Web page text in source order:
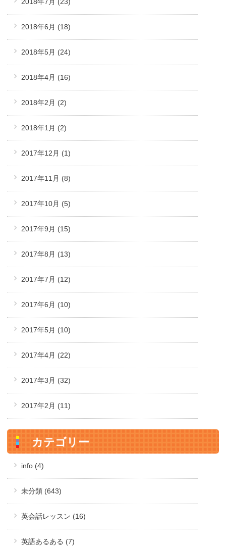
2018年6月 (18)
2018年5月 (24)
2018年4月 (16)
2018年2月 (2)
2018年1月 (2)
2017年12月 (1)
2017年11月 (8)
2017年10月 (5)
2017年9月 (15)
2017年8月 (13)
2017年7月 (12)
2017年6月 (10)
2017年5月 (10)
2017年4月 (22)
2017年3月 (32)
2017年2月 (11)
カテゴリー
info (4)
未分類 (643)
英会話レッスン (16)
英語あるある (7)